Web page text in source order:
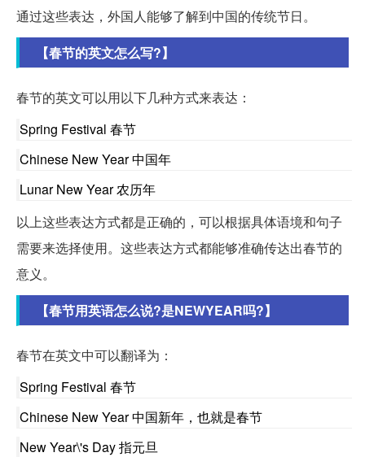
通过这些表达，外国人能够了解到中国的传统节日。
【春节的英文怎么写?】
春节的英文可以用以下几种方式来表达：
Spring Festival 春节
Chinese New Year 中国年
Lunar New Year 农历年
以上这些表达方式都是正确的，可以根据具体语境和句子
需要来选择使用。这些表达方式都能够准确传达出春节的
意义。
【春节用英语怎么说?是NEWYEAR吗?】
春节在英文中可以翻译为：
Spring Festival 春节
Chinese New Year 中国新年，也就是春节
New Year\'s Day 指元旦